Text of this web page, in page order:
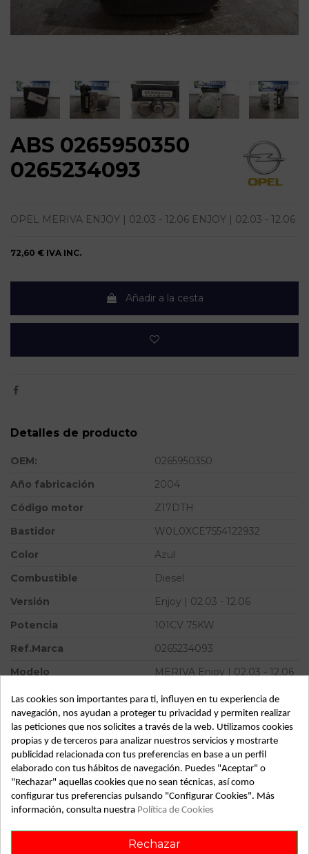
ABS 0265950350
0265234093
OPEL MERIVA ENJOY | 02.03 - 12.06 ENJOY | 02.03 - 12.06
72,60 € IVA INC.
Añadir a la cesta
Detalles de producto
OEM:
0265950350
Año fabricación
2004
Código motor
Z17DTH
Bastidor
W0L0XCE7554122932
Color
Azul
Combustible
Diesel
Versión
Enjoy | 02.03 - 12.06
Potencia
101CV 75KW
Ref.Marca
0265234093
Modelo
MERIVA Enjoy | 02.03 - 12.06
Tipo vehículo
Turismo
Almacén
49349
SubAlmacén
383
SubSubAlmacén
100029801
ID: 813742
Fecha disponible: 2022-05-30
Las cookies son importantes para ti, influyen en tu experiencia de
navegación, nos ayudan a proteger tu privacidad y permiten realizar
las peticiones que nos solicites a través de la web. Utilizamos cookies
propias y de terceros para analizar nuestros servicios y mostrarte
publicidad relacionada con tus preferencias en base a un perfil
elaborado con tus hábitos de navegación. Puedes "Aceptar" o
"Rechazar" aquellas cookies que no sean técnicas, así como
configurar tus preferencias pulsando "Configurar Cookies". Más
información, consulta nuestra Política de Cookies
Rechazar